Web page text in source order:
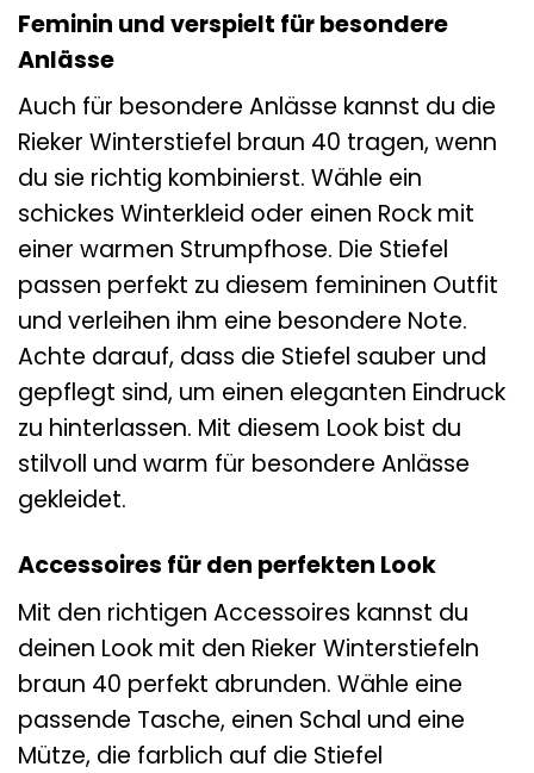
Feminin und verspielt für besondere
Anlässe
Auch für besondere Anlässe kannst du die
Rieker Winterstiefel braun 40 tragen, wenn
du sie richtig kombinierst. Wähle ein
schickes Winterkleid oder einen Rock mit
einer warmen Strumpfhose. Die Stiefel
passen perfekt zu diesem femininen Outfit
und verleihen ihm eine besondere Note.
Achte darauf, dass die Stiefel sauber und
gepflegt sind, um einen eleganten Eindruck
zu hinterlassen. Mit diesem Look bist du
stilvoll und warm für besondere Anlässe
gekleidet.
Accessoires für den perfekten Look
Mit den richtigen Accessoires kannst du
deinen Look mit den Rieker Winterstiefeln
braun 40 perfekt abrunden. Wähle eine
passende Tasche, einen Schal und eine
Mütze, die farblich auf die Stiefel